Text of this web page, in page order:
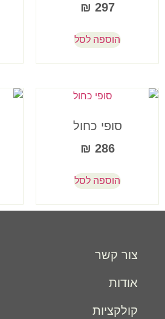
297
₪
הוספה לסל
סופי כחול
286
₪
הוספה לסל
צור קשר
אודות
קולקציות